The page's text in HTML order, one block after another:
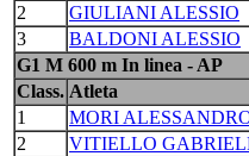
2 GIULIANI ALESSIO
3
BALDONI ALESSIO
G1 M 600 m In linea - AP
Class. Atleta
1
MORI
2
VITIELLO